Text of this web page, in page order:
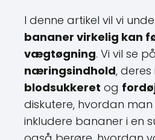
I denne artikel vil vi
bananer virkelig kan
vægtøgning . Vi vil se
næringsindhold ,
blodsukkeret og
diskutere, hvordan
inkludere bananer i en
også berøre, hvordan